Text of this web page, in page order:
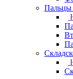
Пальцы